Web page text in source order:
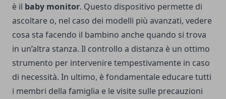
è il baby monitor. Questo dispositivo permette di
ascoltare o, nel caso dei modelli più avanzati, vedere
cosa sta facendo il bambino anche quando si trova
in un’altra stanza. Il controllo a distanza è un ottimo
strumento per intervenire tempestivamente in caso
di necessità. In ultimo, è fondamentale educare tutti
i membri della famiglia e le visite sulle precauzioni